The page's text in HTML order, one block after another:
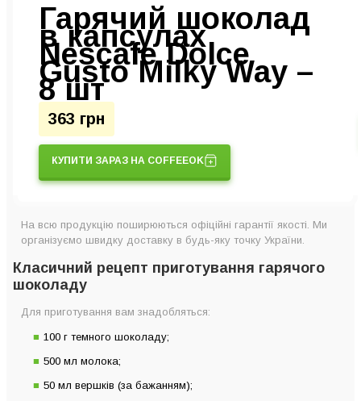
Гарячий шоколад
в капсулах
Nescafe Dolce
Gusto Milky Way –
8 шт
363 грн
КУПИТИ ЗАРАЗ НА COFFEEOK
На всю продукцію поширюються офіційні гарантії якості. Ми
організуємо швидку доставку в будь-яку точку України.
Класичний рецепт приготування гарячого
шоколаду
Для приготування вам знадобляться:
100 г темного шоколаду;
500 мл молока;
50 мл вершків (за бажанням);